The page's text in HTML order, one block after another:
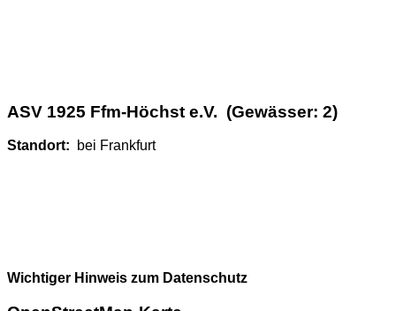
ASV 1925 Ffm-Höchst e.V. (Gewässer: 2)
Standort: bei Frankfurt
Wichtiger Hinweis zum Datenschutz